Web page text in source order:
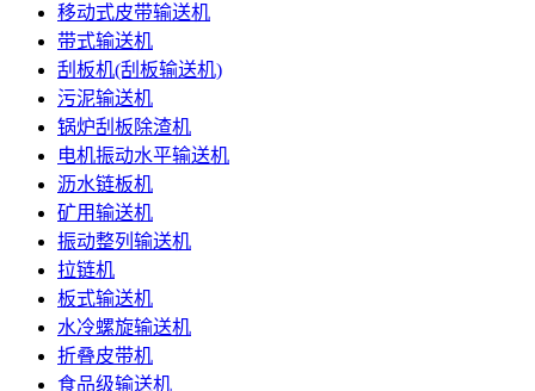
移动式皮带输送机
带式输送机
刮板机(刮板输送机)
污泥输送机
锅炉刮板除渣机
电机振动水平输送机
沥水链板机
矿用输送机
振动整列输送机
拉链机
板式输送机
水冷螺旋输送机
折叠皮带机
食品级输送机